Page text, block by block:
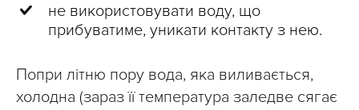
не використовувати воду, що
прибуватиме, уникати контакту з нею.
Попри літню пору вода, яка виливається,
холодна (зараз її температура заледве сягає